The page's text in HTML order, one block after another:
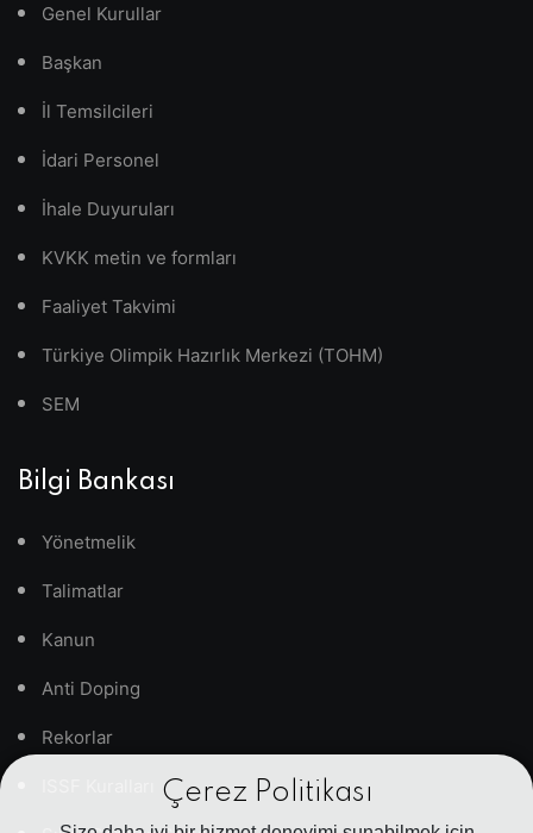
Çerez Politikası
Genel Kurullar
Başkan
İl Temsilcileri
İdari Personel
İhale Duyuruları
KVKK metin ve formları
Faaliyet Takvimi
Türkiye Olimpik Hazırlık Merkezi (TOHM)
SEM
Bilgi Bankası
Yönetmelik
Talimatlar
Kanun
Anti Doping
Rekorlar